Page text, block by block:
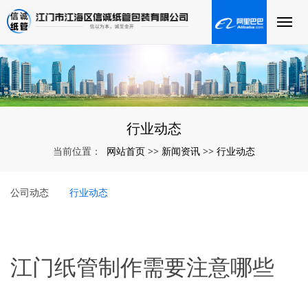
行业动态
当前位置： 网站首页 >> 新闻资讯 >> 行业动态
公司动态 行业动态
江门纸管制作需要注意哪些